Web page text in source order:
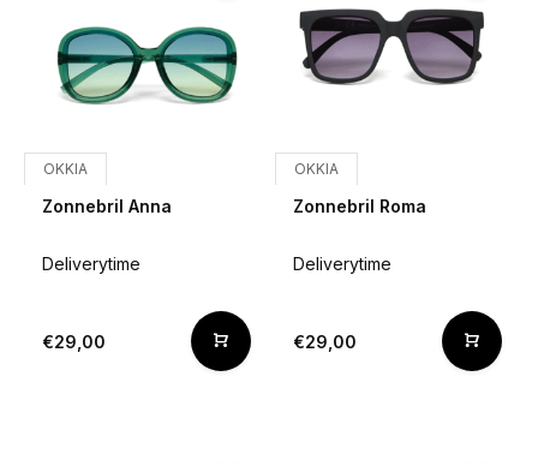
OKKIA
Zonnebril Anna
Deliverytime
€29,00
OKKIA
Zonnebril Roma
Deliverytime
€29,00